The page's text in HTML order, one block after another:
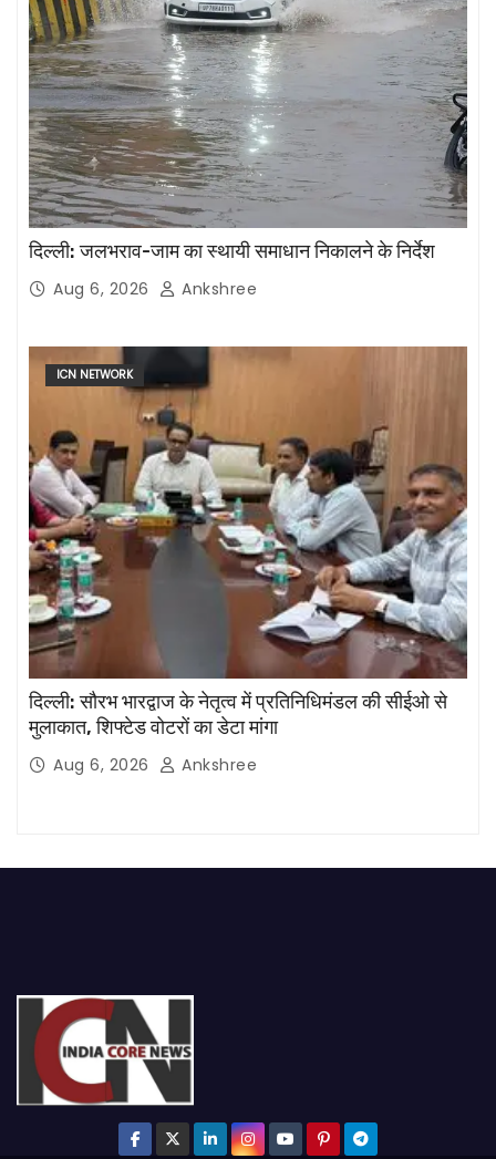
दिल्ली: जलभराव-जाम का स्थायी समाधान निकालने के निर्देश
Aug 6, 2026 Ankshree
ICN NETWORK
दिल्ली: सौरभ भारद्वाज के नेतृत्व में प्रतिनिधिमंडल की सीईओ से
मुलाकात, शिफ्टेड वोटरों का डेटा मांगा
Aug 6, 2026 Ankshree